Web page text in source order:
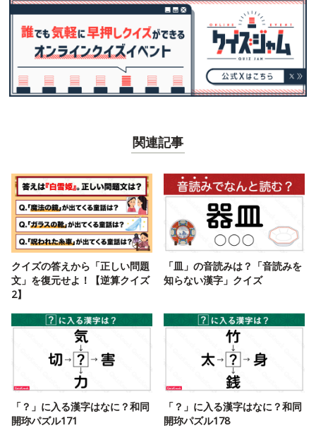
関連記事
クイズの答えから「正しい問題
文」を復元せよ！【逆算クイズ
2】
「皿」の音読みは？「音読みを
知らない漢字」クイズ
「？」に入る漢字はなに？和同
開珎パズル171
「？」に入る漢字はなに？和同
開珎パズル178